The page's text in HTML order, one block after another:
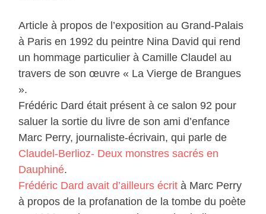
Article à propos de l’exposition au Grand-Palais
à Paris en 1992 du peintre Nina David qui rend
un hommage particulier à Camille Claudel au
travers de son œuvre « La Vierge de Brangues
».
Frédéric Dard était présent à ce salon 92 pour
saluer la sortie du livre de son ami d’enfance
Marc Perry, journaliste-écrivain, qui parle de
Claudel-Berlioz- Deux monstres sacrés en
Dauphiné.
Frédéric Dard avait d’ailleurs écrit à Marc Perry
à propos de la profanation de la tombe du poète